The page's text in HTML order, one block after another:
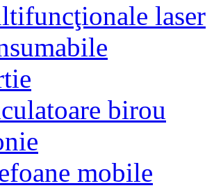
laser
birou
mobile